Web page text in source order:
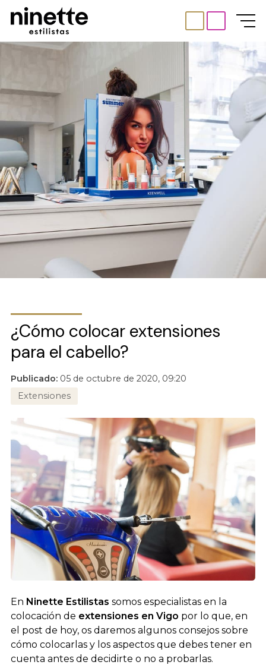
¿Cómo colocar extensiones
para el cabello?
Publicado: 05 de octubre de 2020, 09:20
Extensiones
En Ninette Estilistas somos especialistas en la
colocación de extensiones en Vigo por lo que, en
el post de hoy, os daremos algunos consejos sobre
cómo colocarlas y los aspectos que debes tener en
cuenta antes de decidirte o no a probarlas.